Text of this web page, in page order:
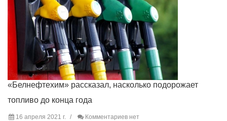
«Белнефтехим» рассказал, насколько подорожает
топливо до конца года
16 апреля 2021 г.
Комментариев нет